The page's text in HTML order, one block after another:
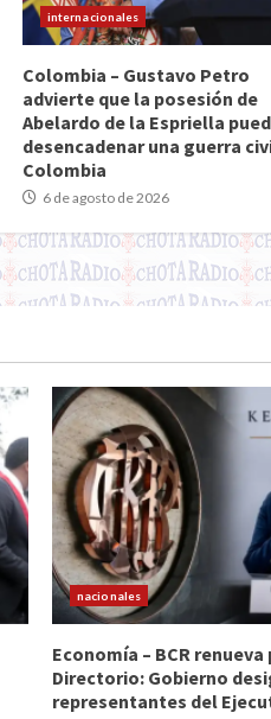
internacionales
Colombia – Gustavo Petro
advierte que la posesión de
Abelardo de la Espriella
desencadenar una guerra
Colombia
6 de agosto de 2026
nacionales
Economía – BCR
Directorio: Gobierno
representantes del